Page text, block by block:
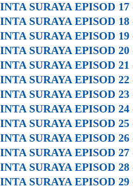
SURAYA EPISOD 17
SURAYA EPISOD 18
SURAYA EPISOD 19
SURAYA EPISOD 20
SURAYA EPISOD 21
SURAYA EPISOD 22
SURAYA EPISOD 23
SURAYA EPISOD 24
SURAYA EPISOD 25
SURAYA EPISOD 26
SURAYA EPISOD 27
SURAYA EPISOD 28
SURAYA EPISOD 29